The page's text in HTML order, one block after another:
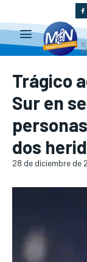
Trágico
Sur en
dos
28 de diciembre de